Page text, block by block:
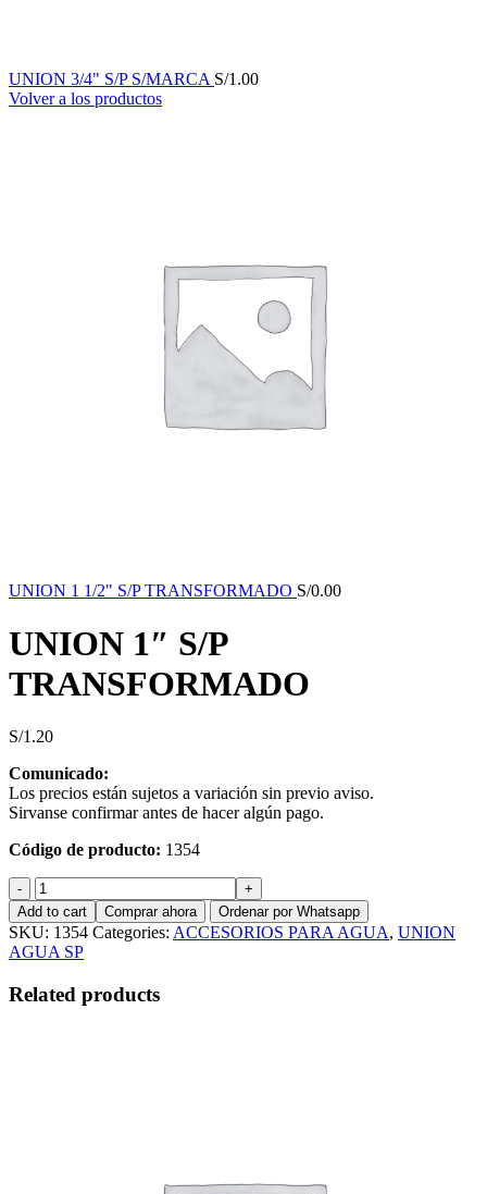
UNION 3/4" S/P S/MARCA S/1.00
Volver a los productos
UNION 1 1/2" S/P TRANSFORMADO S/0.00
UNION 1″ S/P
TRANSFORMADO
S/1.20
Comunicado:
Los precios están sujetos a variación sin previo aviso.
Sirvanse confirmar antes de hacer algún pago.
Código de producto: 1354
UNION
1"
S/P
TRANSFORMADO
quantity
Add to cart Comprar ahora Ordenar por Whatsapp
SKU: 1354 Categories: ACCESORIOS PARA AGUA, UNION
AGUA SP
Related products